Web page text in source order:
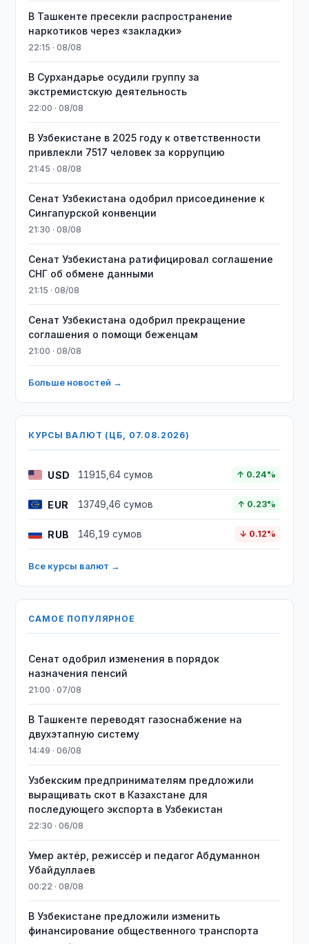
В Ташкенте пресекли распространение
наркотиков через «закладки»
22:15 · 08/08
В Сурхандарье осудили группу за
экстремистскую деятельность
22:00 · 08/08
В Узбекистане в 2025 году к ответственности
привлекли 7517 человек за коррупцию
21:45 · 08/08
Сенат Узбекистана одобрил присоединение к
Сингапурской конвенции
21:30 · 08/08
Сенат Узбекистана ратифицировал соглашение
СНГ об обмене данными
21:15 · 08/08
Сенат Узбекистана одобрил прекращение
соглашения о помощи беженцам
21:00 · 08/08
Больше новостей →
КУРСЫ ВАЛЮТ (ЦБ, 07.08.2026)
USD 11915,64 сумов ↑ 0.24%
EUR 13749,46 сумов ↑ 0.23%
RUB 146,19 сумов ↓ 0.12%
Все курсы валют →
САМОЕ ПОПУЛЯРНОЕ
Сенат одобрил изменения в порядок
назначения пенсий
21:00 · 07/08
В Ташкенте переводят газоснабжение на
двухэтапную систему
14:49 · 06/08
Узбекским предпринимателям предложили
выращивать скот в Казахстане для
последующего экспорта в Узбекистан
22:30 · 06/08
Умер актёр, режиссёр и педагог Абдуманнон
Убайдуллаев
00:22 · 08/08
В Узбекистане предложили изменить
финансирование общественного транспорта